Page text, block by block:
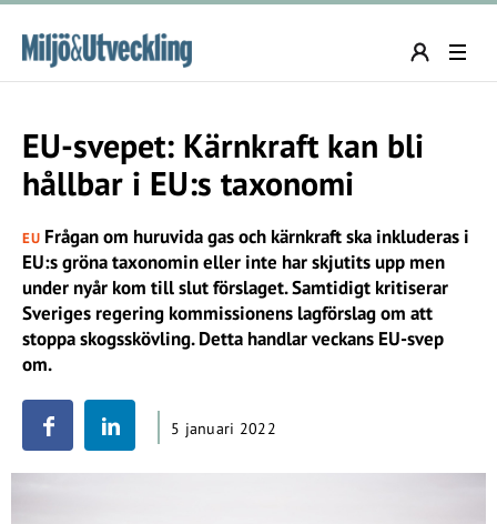
EU-svepet: Kärnkraft kan bli
hållbar i EU:s taxonomi
EU Frågan om huruvida gas och kärnkraft ska inkluderas i
EU:s gröna taxonomin eller inte har skjutits upp men
under nyår kom till slut förslaget. Samtidigt kritiserar
Sveriges regering kommissionens lagförslag om att
stoppa skogsskövling. Detta handlar veckans EU-svep
om.
5 januari 2022